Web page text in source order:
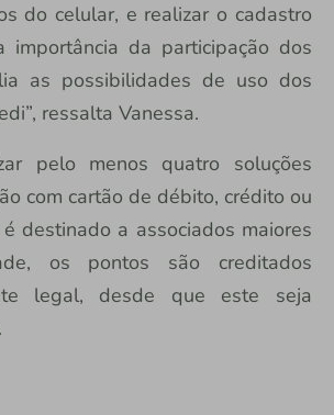
do celular, e realizar o cadastro
da participação dos
as possibilidades de uso dos
ressalta Vanessa.
pelo menos quatro soluções
com cartão de débito, crédito ou
destinado a associados maiores
os pontos são creditados
legal, desde que este seja